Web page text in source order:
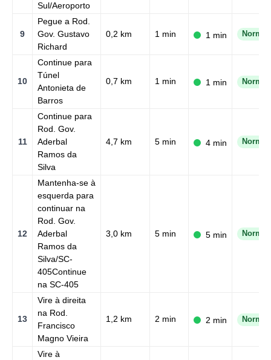
Sul/Aeroporto
9
Pegue a Rod.
Gov. Gustavo
Richard
0,2 km 1 min 1 min Normal
10
Continue para
Túnel
Antonieta de
Barros
0,7 km 1 min 1 min Normal
11
Continue para
Rod. Gov.
Aderbal
Ramos da
Silva
4,7 km 5 min 4 min Normal
12
Mantenha-se à
esquerda para
continuar na
Rod. Gov.
Aderbal
Ramos da
Silva/SC-
405Continue
na SC-405
3,0 km 5 min 5 min Normal
13
Vire à direita
na Rod.
Francisco
Magno Vieira
1,2 km 2 min 2 min Normal
Vire à